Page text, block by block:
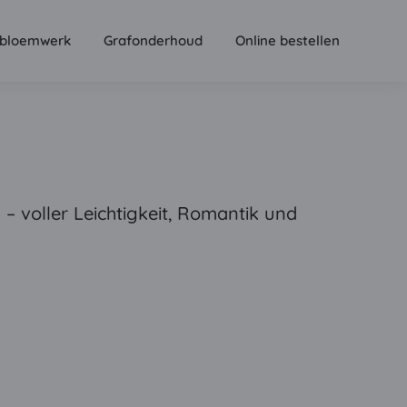
Grafonderhoud Online bestellen
voller Leichtigkeit, Romantik und